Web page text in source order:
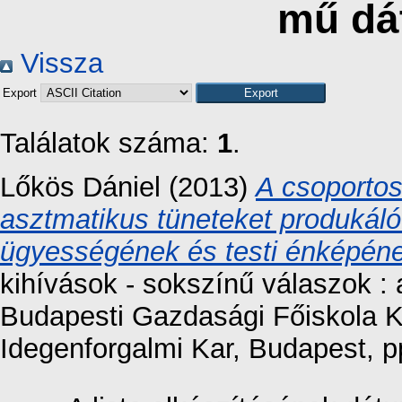
mű
Vissza
Export
Találatok száma: 1.
Lőkös Dániel (2013)A
asztmatikus tüneteket
ügyességének és testi
kihívások - sokszínű válaszok :
Budapesti Gazdasági Főiskola
Idegenforgalmi Kar, Budapest,